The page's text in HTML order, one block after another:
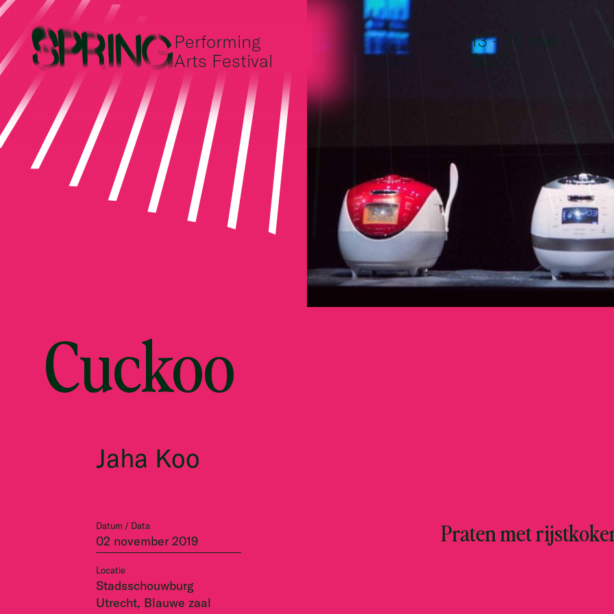
Performing
Arts Festival
13 - 22 mei
2027
Cuckoo
Jaha Koo
Datum / Data
02 november 2019
Locatie
Stadsschouwburg
Utrecht, Blauwe zaal
Praten met